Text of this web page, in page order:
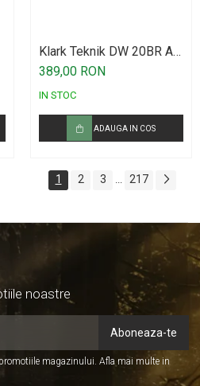
Klark Teknik DW 20BR Air
Link
389,00 RON
IN STOC
ADAUGA IN COS
1 2 3 217
noastre
magazinului. Afla mai multe in